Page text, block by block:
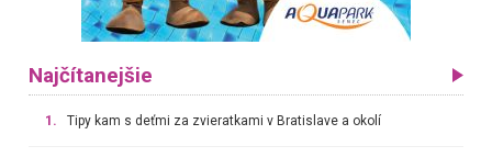
Najčítanejšie
1. Tipy kam s deťmi za zvieratkami v Bratislave a okolí